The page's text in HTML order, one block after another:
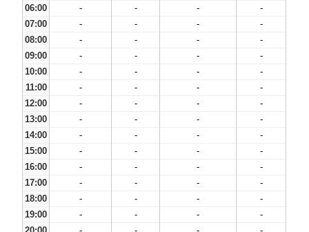
06:00
- - -
-
07:00
- - -
-
08:00
- - -
-
09:00
- - -
-
10:00
- - -
-
11:00
- - -
-
12:00
- - -
-
13:00
- - -
-
14:00
- - -
-
15:00
- - -
-
16:00
- - -
-
17:00
- - -
-
18:00
- - -
-
19:00
- - -
-